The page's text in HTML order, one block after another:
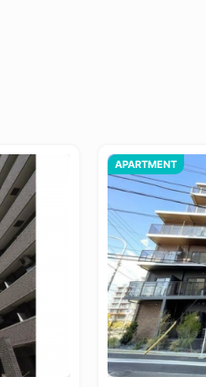
APARTMENT